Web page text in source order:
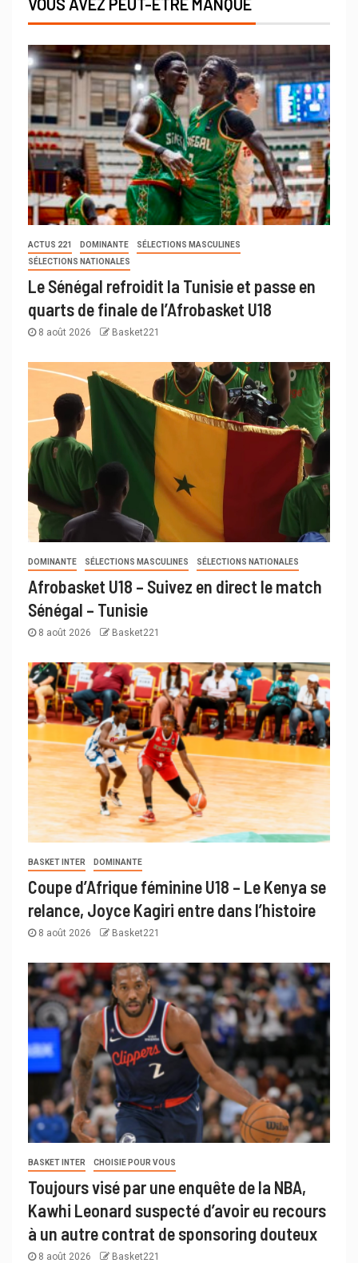
ACTUS 221 DOMINANTE
SÉLECTIONS MASCULINES
SÉLECTIONS NATIONALES
Le Sénégal refroidit la Tunisie et passe en
quarts de finale de l’Afrobasket U18
8 août 2026 Basket221
DOMINANTE SÉLECTIONS MASCULINES SÉLECTIONS NATIONALES
Afrobasket U18 – Suivez en direct le match
Sénégal – Tunisie
8 août 2026 Basket221
BASKET INTER DOMINANTE
Coupe d’Afrique féminine U18 – Le Kenya se
relance, Joyce Kagiri entre dans l’histoire
8 août 2026 Basket221
BASKET INTER CHOISIE POUR VOUS
Toujours visé par une enquête de la NBA,
Kawhi Leonard suspecté d’avoir eu recours
à un autre contrat de sponsoring douteux
8 août 2026 Basket221